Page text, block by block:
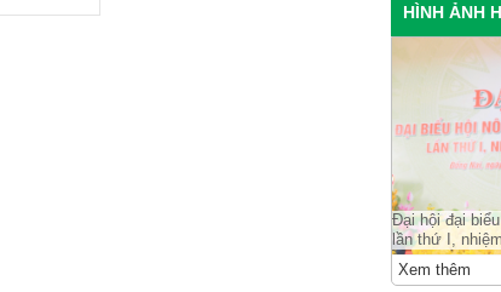
HÌNH ẢNH
Đại hội đại
lần thứ I,
Xem thêm